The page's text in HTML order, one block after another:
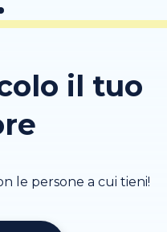
il tuo
le persone a cui tieni!